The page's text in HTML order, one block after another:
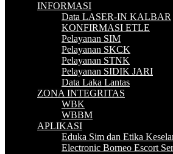
INFORMASI
Data LASER-IN KALBAR
KONFIRMASI ETLE
Pelayanan SIM
Pelayanan SKCK
Pelayanan STNK
Pelayanan SIDIK JARI
Data Laka Lantas
ZONA INTEGRITAS
WBK
WBBM
APLIKASI
Eduka Sim dan Etika
Electronic Borneo Escort